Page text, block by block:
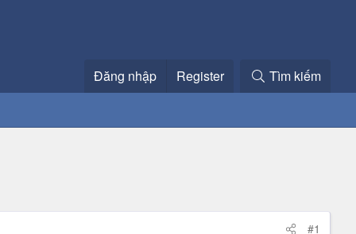
Đăng nhập Register Tìm kiếm
#1